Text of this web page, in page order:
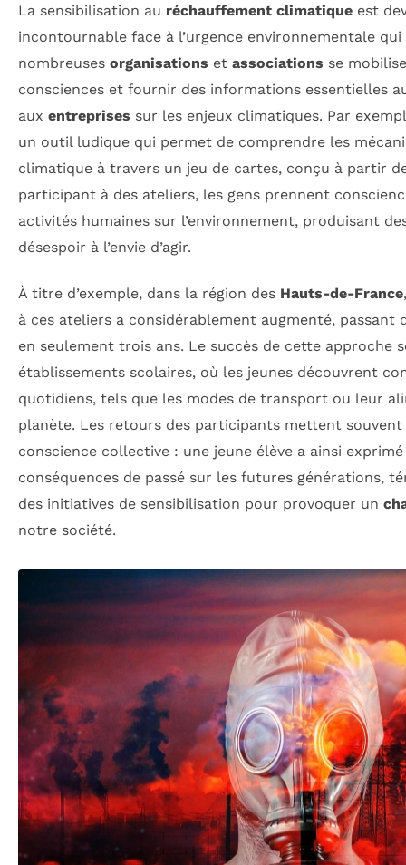
La sensibilisation au réchauffement climatique est
incontournable face à l’urgence environnementale
nombreuses organisations et associations se
consciences et fournir des informations essentielles
aux entreprises sur les enjeux climatiques. Par
un outil ludique qui permet de comprendre les
climatique à travers un jeu de cartes, conçu à partir
participant à des ateliers, les gens prennent
activités humaines sur l’environnement, produisant
désespoir à l’envie d’agir.
À titre d’exemple, dans la région des Hauts-de-France
à ces ateliers a considérablement augmenté, passant
en seulement trois ans. Le succès de cette approche
établissements scolaires, où les jeunes découvrent
quotidiens, tels que les modes de transport ou leur
planète. Les retours des participants mettent
conscience collective : une jeune élève a ainsi
conséquences de passé sur les futures générations,
des initiatives de sensibilisation pour provoquer un
notre société.